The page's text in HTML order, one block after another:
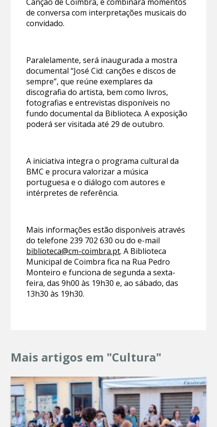
de conversa com interpretações musicais do
convidado.
Paralelamente, será inaugurada a mostra
documental “José Cid: canções e discos de
sempre”, que reúne exemplares da
discografia do artista, bem como livros,
fotografias e entrevistas disponíveis no
fundo documental da Biblioteca. A exposição
poderá ser visitada até 29 de outubro.
A iniciativa integra o programa cultural da
BMC e procura valorizar a música
portuguesa e o diálogo com autores e
intérpretes de referência.
Mais informações estão disponíveis através
do telefone 239 702 630 ou do e-mail
biblioteca@cm-coimbra.pt. A Biblioteca
Municipal de Coimbra fica na Rua Pedro
Monteiro e funciona de segunda a sexta-
feira, das 9h00 às 19h30 e, ao sábado, das
13h30 às 19h30.
Mais artigos em "Cultura"